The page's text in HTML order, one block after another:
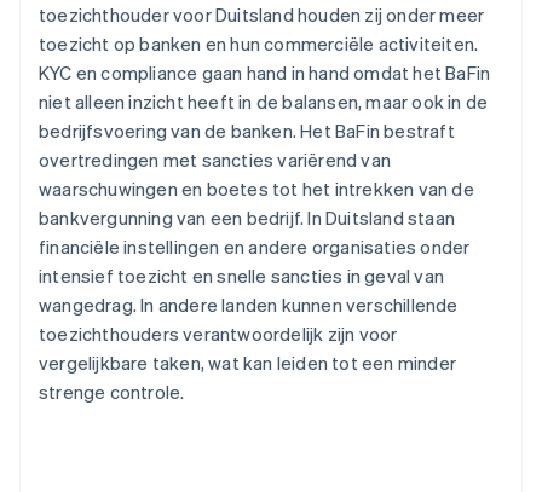
toezichthouder voor Duitsland houden zij onder meer
toezicht op banken en hun commerciële activiteiten.
KYC en compliance gaan hand in hand omdat het BaFin
niet alleen inzicht heeft in de balansen, maar ook in de
bedrijfsvoering van de banken. Het BaFin bestraft
overtredingen met sancties variërend van
waarschuwingen en boetes tot het intrekken van de
bankvergunning van een bedrijf. In Duitsland staan
financiële instellingen en andere organisaties onder
intensief toezicht en snelle sancties in geval van
wangedrag. In andere landen kunnen verschillende
toezichthouders verantwoordelijk zijn voor
vergelijkbare taken, wat kan leiden tot een minder
strenge controle.